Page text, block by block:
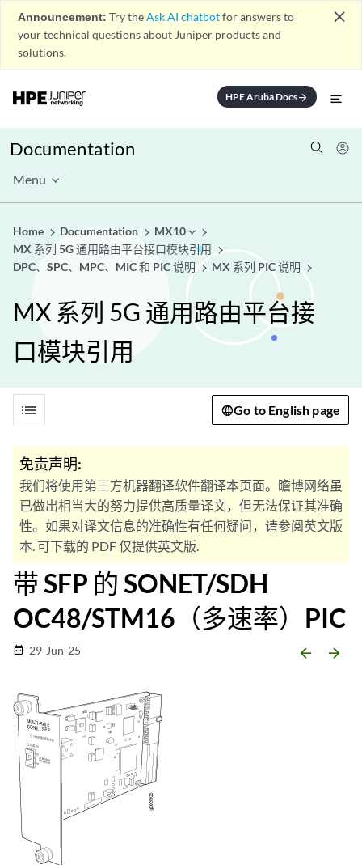
Announcement: Try theAsk AI chatbotfor answers to
your technical questions about Juniper products and
solutions.
close
HPE Aruba Docsarrow_forward
Documentation
Menu
Home Documentation
MX10
MX 系列 5G 通用路由平台接口模块引用
DPC、SPC、MPC、MIC 和 PIC 说明
MX 系列 PIC 说明
MX 系列 5G 通用路由平台接
口模块引用
list Go to English page
免责声明:
我们将使用第三方机器翻译软件翻译本页面。瞻博网络虽
已做出相当大的努力提供高质量译文，但无法保证其准确
性。如果对译文信息的准确性有任何疑问，请参阅英文版
本. 可下载的 PDF 仅提供英文版.
带 SFP 的 SONET/SDH
OC48/STM16（多速率）PIC
date_range 29-Jun-25 arrow_backward arrow_forward